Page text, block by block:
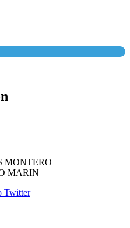
MONTERO
MARIN